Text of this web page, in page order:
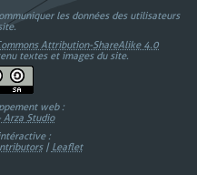
les données des utilisateurs
Attribution-ShareAlike 4.0
textes et images du site.
web :
Studio
:
| Leaflet